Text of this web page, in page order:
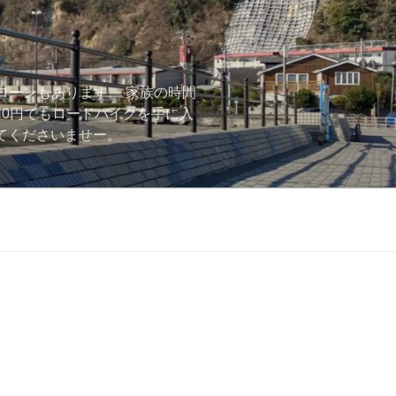
ーンもあります。 家族の時間
円でもロードバイクを手に入
くださいませー。